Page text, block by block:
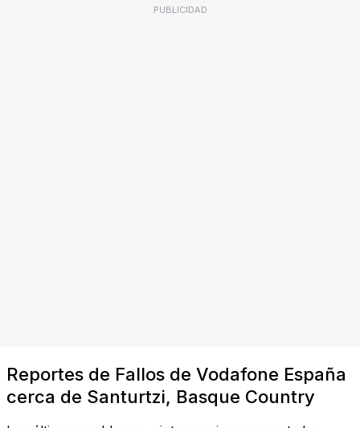
PUBLICIDAD
Reportes de Fallos de Vodafone España
cerca de Santurtzi, Basque Country